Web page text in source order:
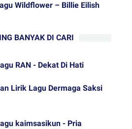
Wildflower – Billie Eilish
BANYAK DI CARI
RAN - Dekat Di Hati
Lirik Lagu Dermaga Saksi
kaimsasikun - Pria